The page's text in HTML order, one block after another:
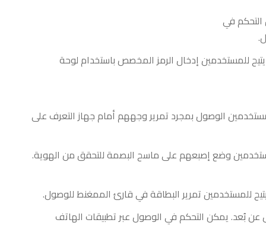
التحكم في
.
يتيح للمستخدمين إدخال الرمز المخصص باستخدام لوحة
الوصول بمجرد تمرير وجههم أمام جهاز التعرف على
وضع إصبعهم على ماسح البصمة للتحقق من الهوية.
للمستخدمين تمرير البطاقة في قارئ الممغنط للوصول.
عن بُعد.يمكن التحكم في الوصول عبر تطبيقات الهاتف